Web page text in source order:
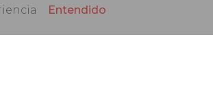
Entendido